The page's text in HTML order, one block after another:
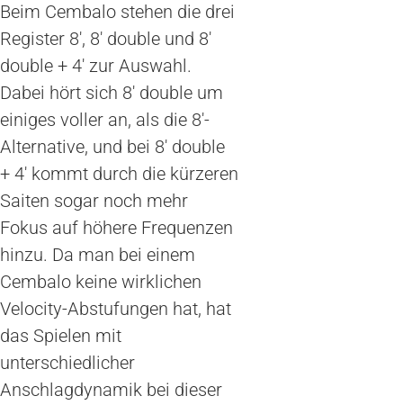
Beim Cembalo stehen die drei
Register 8′, 8′ double und 8′
double + 4′ zur Auswahl.
Dabei hört sich 8′ double um
einiges voller an, als die 8′-
Alternative, und bei 8′ double
+ 4′ kommt durch die kürzeren
Saiten sogar noch mehr
Fokus auf höhere Frequenzen
hinzu. Da man bei einem
Cembalo keine wirklichen
Velocity-Abstufungen hat, hat
das Spielen mit
unterschiedlicher
Anschlagdynamik bei dieser